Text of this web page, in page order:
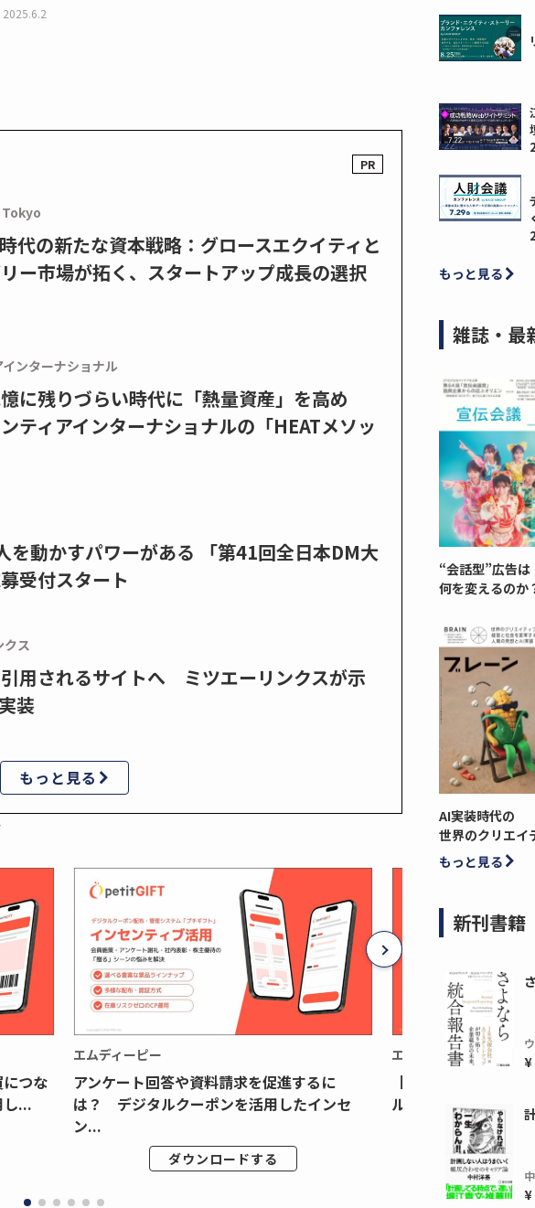
2025.6.2
代の新たな資本戦略：グロースエクイティと
ー市場が拓く、スタートアップ成長の選択
ンターナショナル
に残りづらい時代に「熱量資産」を高め
ティアインターナショナルの「HEATメソッ
を動かすパワーがある 「第41回全日本DM大
受付スタート
クス
用されるサイトへ ミツエーリンクスが示
装
もっと見る
つな
...
エムディーピー
アンケート回答や資料請求を促進するに
は？ デジタルクーポンを活用したインセ
ン...
ダウンロードする
エムディーピー
【月間1,000万本以
ルクーポンを活用し
ダウン
もっと見る
雑誌・最
“会話型”広告は
何を変えるのか
AI実装時代の
世界のクリエイ
もっと見る
新刊書籍
¥
¥